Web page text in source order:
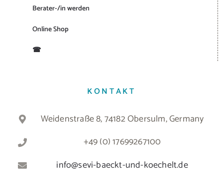
Berater-/in werden
Online Shop
☎
KONTAKT
Weidenstraße 8, 74182 Obersulm, Germany
+49 (0) 17699267100
info@sevi-baeckt-und-koechelt.de